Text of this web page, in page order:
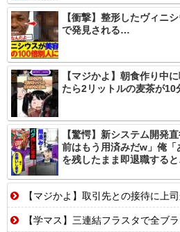
【衝撃】整形したヴィニ
で発見される…
【マジかよ】朝食作り中
たら2リットルの麦茶が10
【驚愕】新システム開発
前はもう用済みだw」俺
を残したまま即退職する
【マジかよ】取引先との接待に上司が乱入し「10億の案件俺がもらったw残念だった
【学マス】三連結フラスタで全ブランドから楽屋花を消失